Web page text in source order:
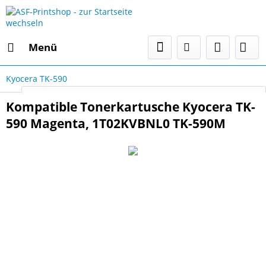
Menü
Select Language
Kyocera TK-590
Kompatible Tonerkartusche Kyocera TK-
590 Magenta, 1T02KVBNL0 TK-590M